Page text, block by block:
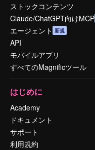
ストックコンテンツ
Claude/ChatGPT向けMCP
エージェント 新規
API
モバイルアプリ
すべてのMagnificツール
はじめに
Academy
ドキュメント
サポート
利用規約